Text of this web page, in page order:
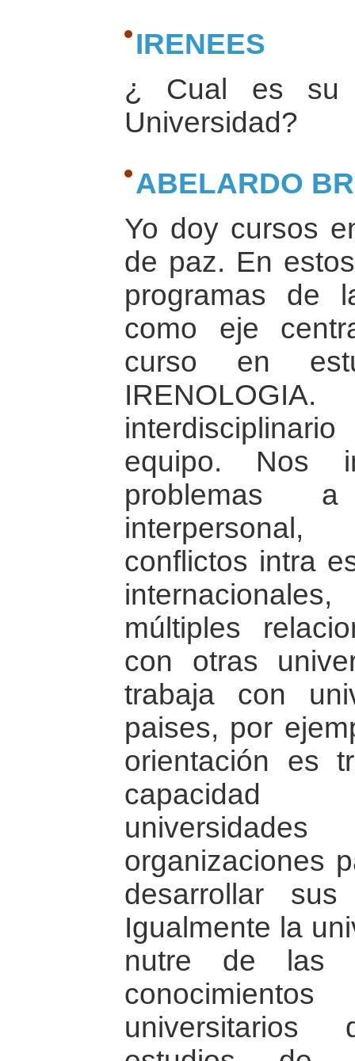
IRENEES
¿ Cual es su
Universidad?
ABELARDO
Yo doy cursos
de paz. En
programas de
como eje
curso en
equipo. Nos
problemas
conflictos intra
múltiples
con otras
trabaja con
paises, por
orientación es
capacidad
organizaciones
desarrollar sus
Igualmente la
nutre de las